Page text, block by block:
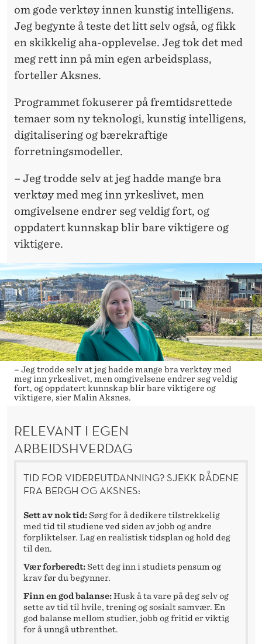
om gode verktøy innen kunstig intelligens.
Jeg begynte å teste det litt selv også, og fikk
en skikkelig aha-opplevelse. Jeg tok det med
meg rett inn på min egen arbeidsplass,
forteller Aksnes.
Programmet fokuserer på fremtidsrettede
temaer som ny teknologi, kunstig intelligens,
digitalisering og bærekraftige
forretningsmodeller.
– Jeg trodde selv at jeg hadde mange bra
verktøy med meg inn yrkeslivet, men
omgivelsene endrer seg veldig fort, og
oppdatert kunnskap blir bare viktigere og
viktigere.
– Jeg trodde selv at jeg hadde mange bra verktøy med
meg inn yrkeslivet, men omgivelsene endrer seg veldig
fort, og oppdatert kunnskap blir bare viktigere og
viktigere, sier Malin Aksnes.
RELEVANT I EGEN
ARBEIDSHVERDAG
TID FOR VIDEREUTDANNING? SJEKK RÅDENE
FRA BERGH OG AKSNES:
Sett av nok tid: Sørg for å dedikere tilstrekkelig
med tid til studiene ved siden av jobb og andre
forpliktelser. Lag en realistisk tidsplan og hold deg
til den.
Vær forberedt: Sett deg inn i studiets pensum og
krav før du begynner.
Finn en god balanse:Husk å ta vare på deg selv og
sette av tid til hvile, trening og sosialt samvær. En
god balanse mellom studier, jobb og fritid er viktig
for å unngå utbrenthet.